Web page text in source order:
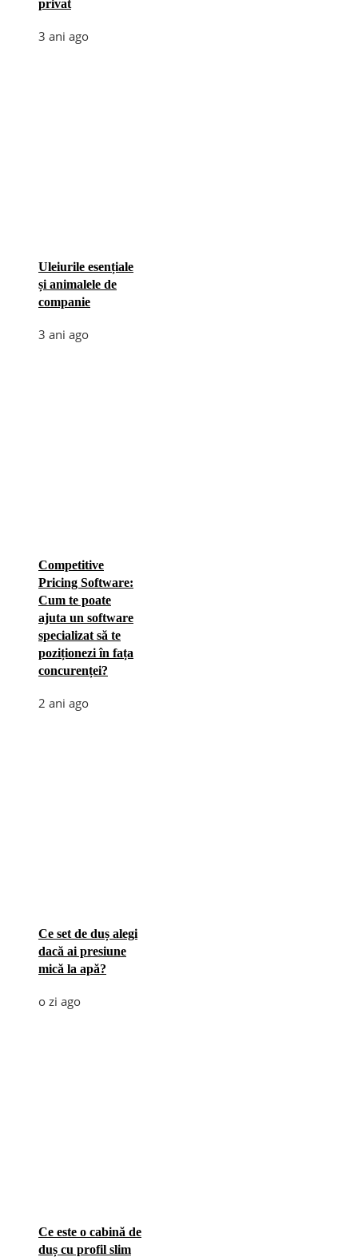
privat
3 ani ago
Uleiurile esențiale
și animalele de
companie
3 ani ago
Competitive
Pricing Software:
Cum te poate
ajuta un software
specializat să te
poziționezi în fața
concurenței?
2 ani ago
Ce set de duș alegi
dacă ai presiune
mică la apă?
o zi ago
Ce este o cabină de
duș cu profil slim